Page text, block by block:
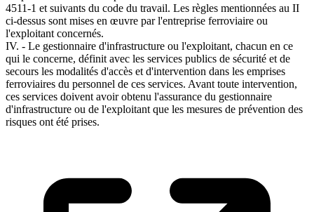
4511-1 et suivants du code du travail. Les règles mentionnées au II
ci-dessus sont mises en œuvre par l'entreprise ferroviaire ou
l'exploitant concernés.
IV. - Le gestionnaire d'infrastructure ou l'exploitant, chacun en ce
qui le concerne, définit avec les services publics de sécurité et de
secours les modalités d'accès et d'intervention dans les emprises
ferroviaires du personnel de ces services. Avant toute intervention,
ces services doivent avoir obtenu l'assurance du gestionnaire
d'infrastructure ou de l'exploitant que les mesures de prévention des
risques ont été prises.